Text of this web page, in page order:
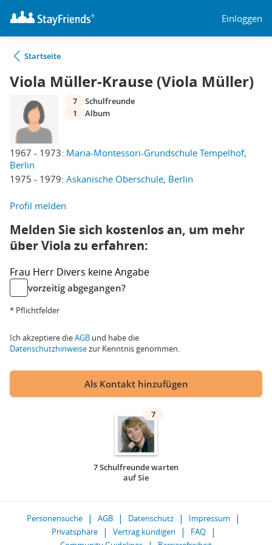
Einloggen
Startseite
Viola Müller-Krause (Viola Müller)
1967 - 1973: Maria-Montessori-Grundschule Tempelhof,
Berlin
1975 - 1979: Askanische Oberschule, Berlin
7
Schulfreunde
1
Album
Profil melden
Melden Sie sich kostenlos an, um mehr
über Viola zu erfahren:
Frau Herr Divers keine Angabe
vorzeitig abgegangen?
* Pflichtfelder
Ich akzeptiere dieAGB und habe die
Datenschutzhinweisezur Kenntnis genommen.
Als Kontakt hinzufügen
7
7 Schulfreunde warten
auf Sie
Personensuche AGB Datenschutz
Impressum
Privatsphäre
Vertrag kündigen
FAQ